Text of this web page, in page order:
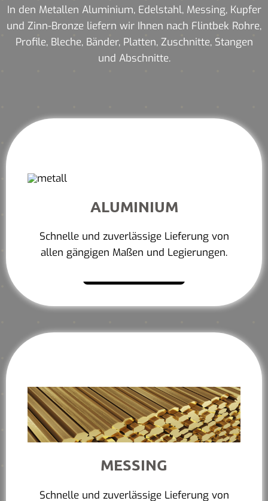
In den Metallen Aluminium, Edelstahl, Messing, Kupfer
und Zinn-Bronze liefern wir Ihnen nach Flintbek Rohre,
Profile, Bleche, Bänder, Platten, Zuschnitte, Stangen
und Abschnitte.
ALUMINIUM
Schnelle und zuverlässige Lieferung von
allen gängigen Maßen und Legierungen.
MESSING
Schnelle und zuverlässige Lieferung von